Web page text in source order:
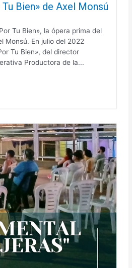
Bien» de Axel Monsú
Tu Bien», la ópera prima del
Monsú. En julio del 2022
Tu Bien», del director
Productora de la...